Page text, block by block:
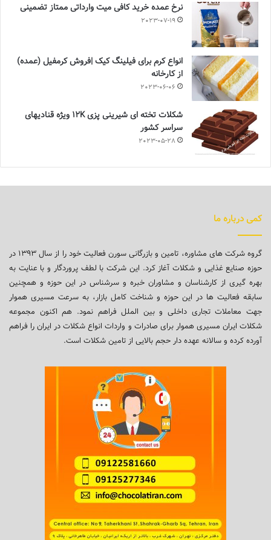
نرخ عمده خرید کافی میت وارداتی ممتاز تضمینی
2023-07-19
انواع کرم برای فیلینگ کیک |فروش کرمفیل (عمده)
از کارخانه
2023-06-06
شکلات تخته ای شیرینی پزی 12K ویژه قنادیهای
سراسر کشور
2023-05-28
کمی درباره ما
گروه شرکت های مشاوره، تامین و بازرگانی سورن فعالیت خود را از سال ۱۳۹۳ در
حوزه صنایع غذایی و شکلات آغاز کرد. این شرکت با لطف پروردگار و با عنایت به
بهره گیری از کارشناسان و مشاوران خبره و سرشناس در این حوزه و همچنین
سابقه فعالیت ها در این حوزه و شناخت کامل بازار، به سرعت مسیری هموار
جهت معاملات تجاری داخلی و بین الملل فراهم نمود. هم اکنون مجموعه
شکلات ایران مسیری هموار برای صادرات و واردات انواع شکلات در ایران را فراهم
آورده کرده و سالانه عهده دار حجم بالایی از تامین شکلات است.